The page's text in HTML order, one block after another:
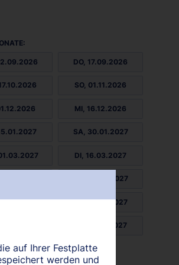
DO, 17.09.2026
SO, 01.11.2026
MI, 16.12.2026
SA, 30.01.2027
DI, 16.03.2027
FR, 30.04.2027
SO, 13.06.2027
MI, 28.07.2027
auf Ihrer Festplatte
werden und